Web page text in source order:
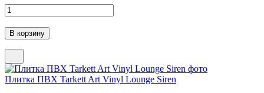
Плитка ПВХ Tarkett Art Vinyl Lounge Siren